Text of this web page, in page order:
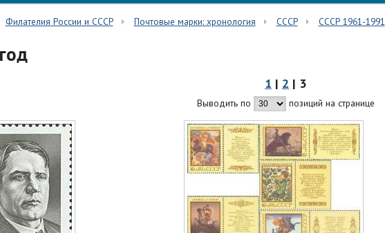
Филателия России и СССР Почтовые марки: хронология СССР СССР 1961-1991
1 | 2 | 3
Выводить по позиций на странице